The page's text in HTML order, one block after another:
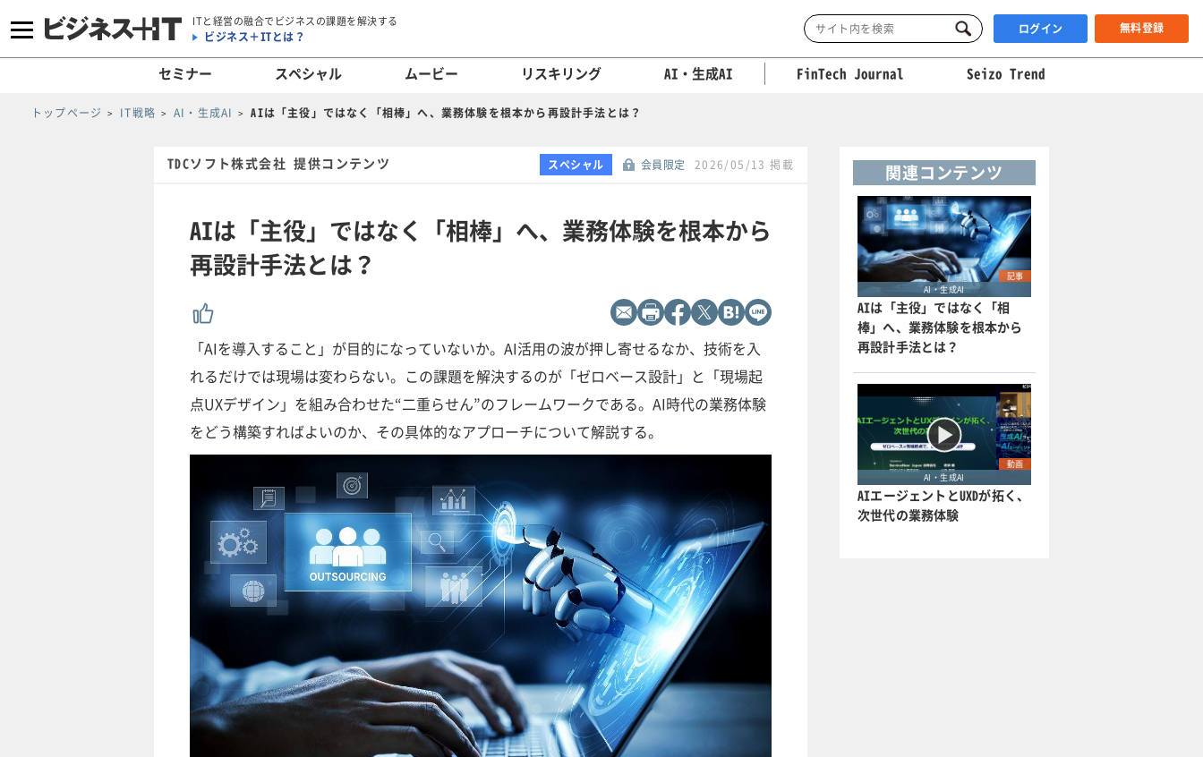
ITと経営の融合でビジネスの課題を解決する
ビジネス＋ITとは？ ログイン 無料登録
セミナー スペシャル ムービー リスキリング AI・生成AI FinTech Journal Seizo Trend
トップページ IT戦略 AI・生成AI AIは「主役」ではなく「相棒」へ、業務体験を根本から再設計手法とは？
TDCソフト株式会社 提供コンテンツ スペシャル 会員限定 2026/05/13 掲載
AIは「主役」ではなく「相棒」へ、業務体験を根本から
再設計手法とは？
「AIを導入すること」が目的になっていないか。AI活用の波が押し寄せるなか、技術を入
れるだけでは現場は変わらない。この課題を解決するのが「ゼロベース設計」と「現場起
点UXデザイン」を組み合わせた“二重らせん”のフレームワークである。AI時代の業務体験
をどう構築すればよいのか、その具体的なアプローチについて解説する。
関連コンテンツ
記事
AI・生成AI
AIは「主役」ではなく「相
棒」へ、業務体験を根本から
再設計手法とは？
動画
AI・生成AI
AIエージェントとUXDが拓く、
次世代の業務体験